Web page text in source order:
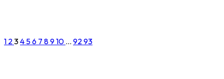
1 234 56 7 8910 ... 9293